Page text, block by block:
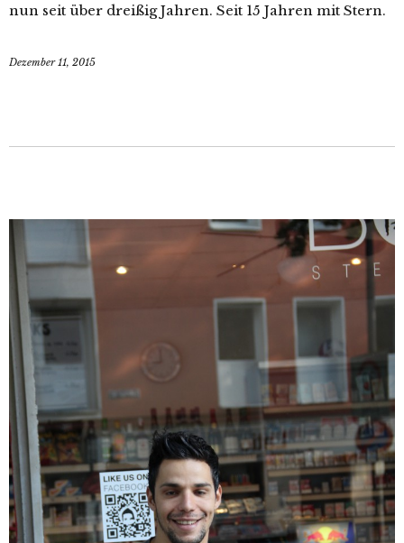
nun seit über dreißig Jahren. Seit 15 Jahren mit Stern.
Dezember 11, 2015